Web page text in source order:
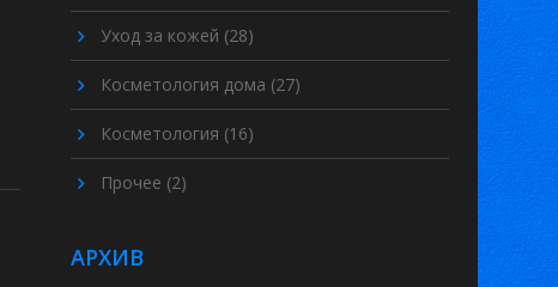
Уход за кожей (28)
Косметология дома (27)
Косметология (16)
Прочее (2)
АРХИВ